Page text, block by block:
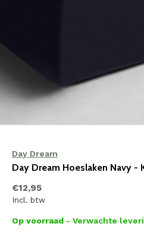
Day Dream
Day Dream Hoeslaken Navy -
€12,95
Incl. btw
Op voorraad - Verwachte